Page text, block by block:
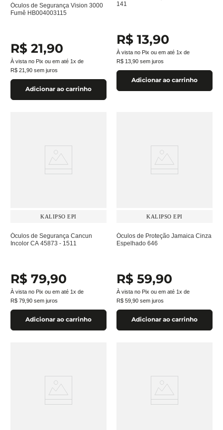
Óculos de Segurança Vision 3000
Fumê HB004003115
R$ 21,90
À vista no Pix ou em até 1x de
R$ 21 90 sem juros
Adicionar ao carrinho
141
R$ 13,90
À vista no Pix ou em até 1x de
R$ 13 90 sem juros
Adicionar ao carrinho
KALIPSO EPI
Óculos de Segurança Cancun
Incolor CA 45873 - 1511
R$ 79,90
À vista no Pix ou em até 1x de
R$ 79 90 sem juros
Adicionar ao carrinho
KALIPSO EPI
Óculos de Proteção Jamaica Cinza
Espelhado 646
R$ 59,90
À vista no Pix ou em até 1x de
R$ 59 90 sem juros
Adicionar ao carrinho